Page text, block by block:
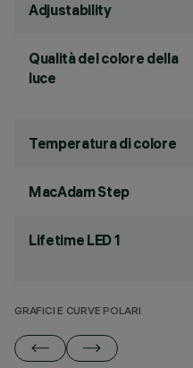
Adjustability
Qualità del colore della
luce
Temperatura di colore
MacAdam Step
Lifetime LED 1
GRAFICI E CURVE POLARI